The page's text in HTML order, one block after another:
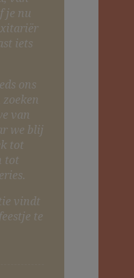
je nu
iets
ons
van
we blij
tot
tot
vindt
te